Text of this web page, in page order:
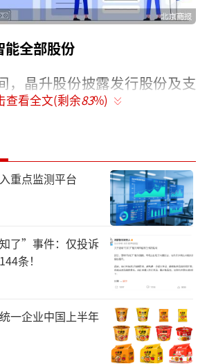
能全部股份
，晶升股份披露发行股份及支
并募集配套资金暨关联交易预
晶升股份拟通过发行股份及支
买北京本尚科技合伙企业（有
交易对方持有的为准智能全部
智能的控制权，同时募集配套
预计不构成重大资产重组，构
成重组上市。
智能专注于无线通信领域测试
产和销售，是一家以无线信号
精度直流程控电源两大产品为
查看全文(剩余83%)
重点监测平台
了”事件：仅投诉
条！
一企业中国上半年